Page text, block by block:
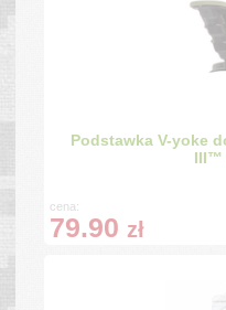
Podstawka V-yoke
III™
cena:
79.90 zł